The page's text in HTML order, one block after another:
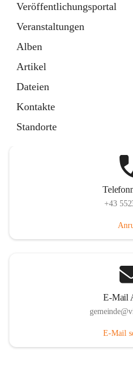
Veröffentlichungsportal
Veranstaltungen
Alben
Artikel
Dateien
Kontakte
Standorte
+43
E-Mail
E-Mail